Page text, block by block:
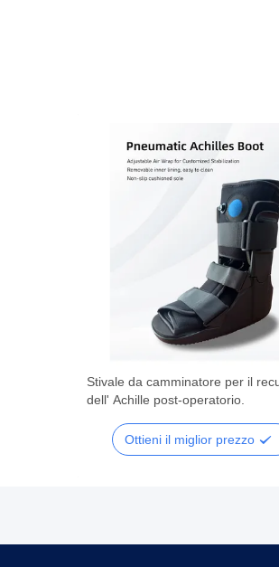
Stivale da camminatore per il
dell' Achille post-operatorio.
Ottieni il miglior prezzo